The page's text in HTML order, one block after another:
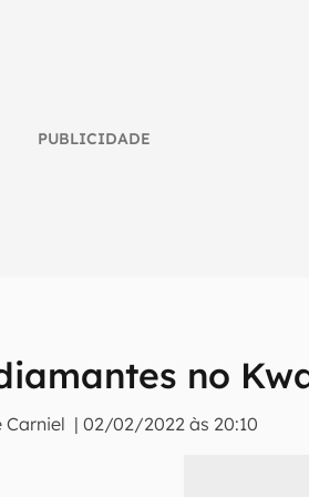
PUBLICIDADE
no
Carniel |02/02/2022 às 20:10
tech!